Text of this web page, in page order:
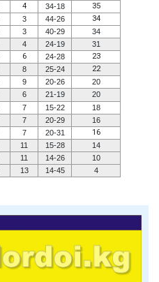
4 34-18 35
3 44-26 34
3 40-29
34
4 24-19
31
6 24-28 23
8 25-24 22
9 20-26
20
6 21-19
20
7 15-22
18
7 20-29
16
7 20-31 16
11 15-28
14
11 14-26
10
13 14-45 4